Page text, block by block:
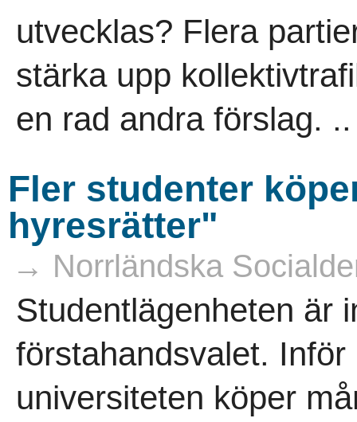
utvecklas? Flera
stärka upp
en rad andra förslag. ..
Fler studenter
hyresrätter"
→ Norrländska
Studentlägenheten är
förstahandsvalet.
universiteten köper